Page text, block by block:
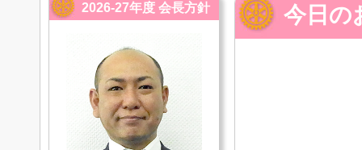
今日の
2026-27年度 会長方針